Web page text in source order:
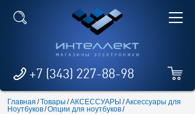
+7 (343) 227-88-98
Главная /Товары /АКСЕССУАРЫ /Аксессуары для
Ноутбуков/Опции для ноутбуков/